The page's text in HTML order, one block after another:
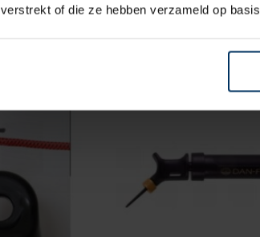
verstrekt of die ze hebben verzameld op